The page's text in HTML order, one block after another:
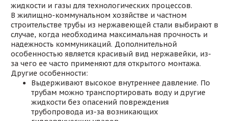
жидкости и газы для технологических процессов.
В жилищно-коммунальном хозяйстве и частном
строительстве трубы из нержавеющей стали выбирают в
случае, когда необходима максимальная прочность и
надежность коммуникаций. Дополнительной
особенностью является красивый вид нержавейки, из-
за чего ее часто применяют для открытого монтажа.
Другие особенности:
Выдерживают высокое внутреннее давление. По
трубам можно транспортировать воду и другие
жидкости без опасений повреждения
трубопровода из-за возникающих